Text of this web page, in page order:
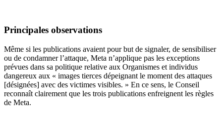
Principales observations
Même si les publications avaient pour but de signaler, de sensibiliser
ou de condamner l’attaque, Meta n’applique pas les exceptions
prévues dans sa politique relative aux Organismes et individus
dangereux aux « images tierces dépeignant le moment des attaques
[désignées] avec des victimes visibles. » En ce sens, le Conseil
reconnaît clairement que les trois publications enfreignent les règles
de Meta.